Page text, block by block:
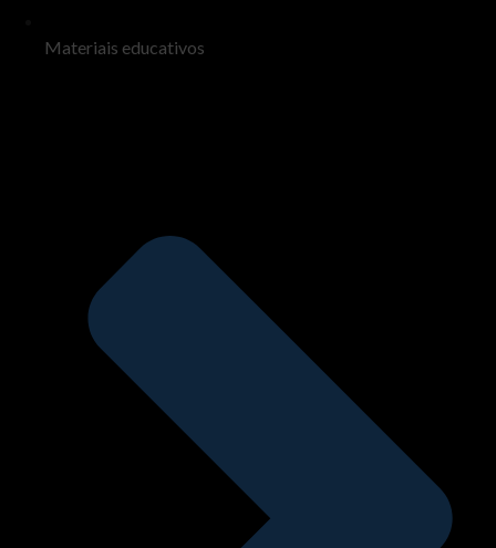
Materiais educativos